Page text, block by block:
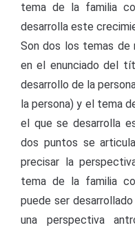
tema de la familia
desarrolla este
Son dos los temas de
en el enunciado del
desarrollo de la
la persona) y el tema
el que se desarrolla
dos puntos se
precisar la
tema de la familia
puede ser
una perspectiva